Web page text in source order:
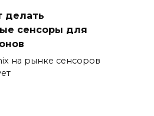
делать
сенсоры для
на рынке сенсоров